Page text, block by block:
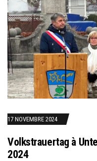
17 NOVEMBRE 2024
Volkstrauertag à
2024